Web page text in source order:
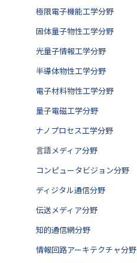
極限電子機能工学分野
固体量子物性工学分野
光量子情報工学分野
半導体物性工学分野
電子材料物性工学分野
量子電磁工学分野
ナノプロセス工学分野
言語メディア分野
コンピュータビジョン分野
ディジタル通信分野
伝送メディア分野
知的通信網分野
情報回路アーキテクチャ分野